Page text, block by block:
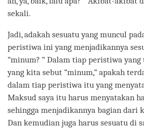
sekali.
Jadi, adakah sesuatu yang muncul
peristiwa ini yang menjadikannya
“minum? ” Dalam tiap peristiwa
yang kita sebut “minum,” apakah
dalam tiap peristiwa itu yang
Maksud saya itu harus menyatakan
sehingga menjadikannya bagian dari
Dan kemudian juga harus sesuatu di